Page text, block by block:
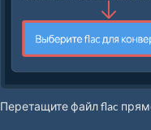
Перетащите файл flac